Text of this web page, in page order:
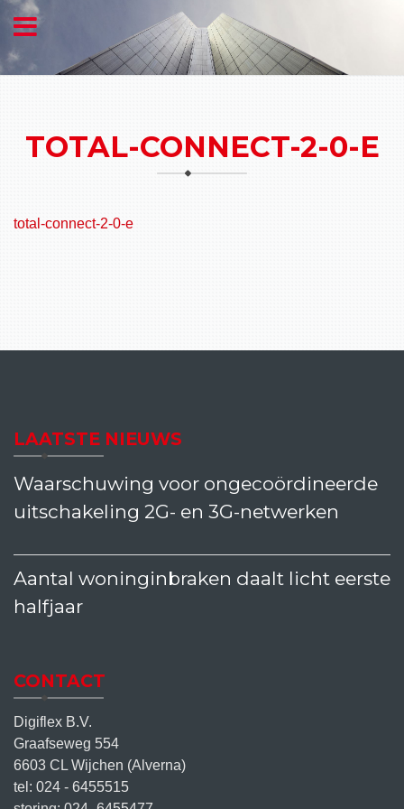
TOTAL-CONNECT-2-0-E
total-connect-2-0-e
LAATSTE NIEUWS
Waarschuwing voor ongecoördineerde
uitschakeling 2G- en 3G-netwerken
Aantal woninginbraken daalt licht eerste
halfjaar
CONTACT
Digiflex B.V.
Graafseweg 554
6603 CL Wijchen (Alverna)
tel: 024 - 6455515